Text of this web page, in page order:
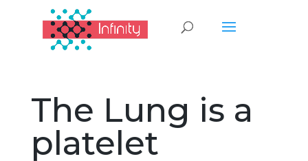
The Lung is a
platelet